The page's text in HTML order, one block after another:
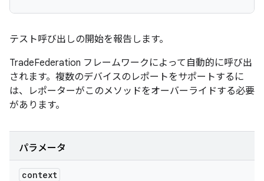
テスト呼び出しの開始を報告します。
TradeFederation フレームワークによって自動的に呼び出
されます。複数のデバイスのレポートをサポートするに
は、レポーターがこのメソッドをオーバーライドする必要
があります。
パラメータ
context